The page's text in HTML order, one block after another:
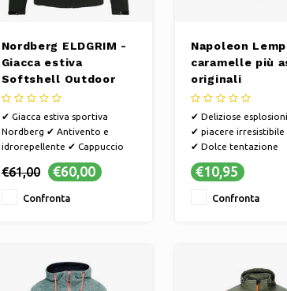
Nordberg ELDGRIM -
Giacca estiva
Softshell Outdoor
Uomo - Verde
✔ Giacca estiva sportiva
Nordberg ✔ Antivento e
idrorepellente ✔ Cappuccio
staccabile e tasche con
cerniera ✔ Comoda per
€61,00 €60,00
Confronta
Napoleon
caramelle più
originali
✔ Deliziose
✔ piacere irresistibile
✔ Dolce tentazione
€10,95
Confronta